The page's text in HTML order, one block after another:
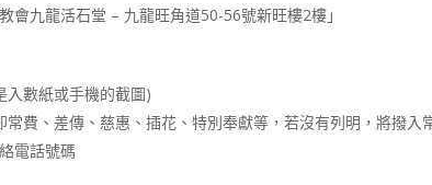
會九龍活石堂 – 九龍旺角道50-56號新旺樓2樓」
入數紙或手機的截圖)
常費、差傳、慈惠、插花、特別奉獻等，若沒有列明，將撥入
電話號碼